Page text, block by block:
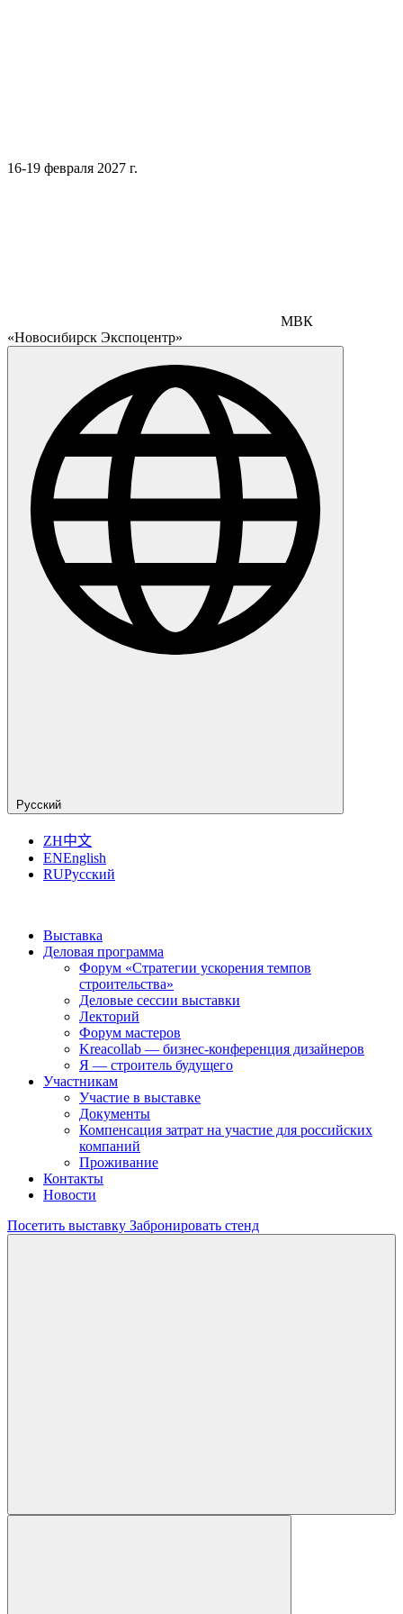
16-19 февраля 2027 г.
МВК
«Новосибирск Экспоцентр»
Русский
ZH中文
ENEnglish
RUРусский
Выставка
Деловая программа
Форум «Стратегии ускорения темпов
строительства»
Деловые сессии выставки
Лекторий
Форум мастеров
Kreacollab — бизнес-конференция дизайнеров
Я — строитель будущего
Участникам
Участие в выставке
Документы
Компенсация затрат на участие для российских
компаний
Проживание
Контакты
Новости
Посетить выставку Забронировать стенд